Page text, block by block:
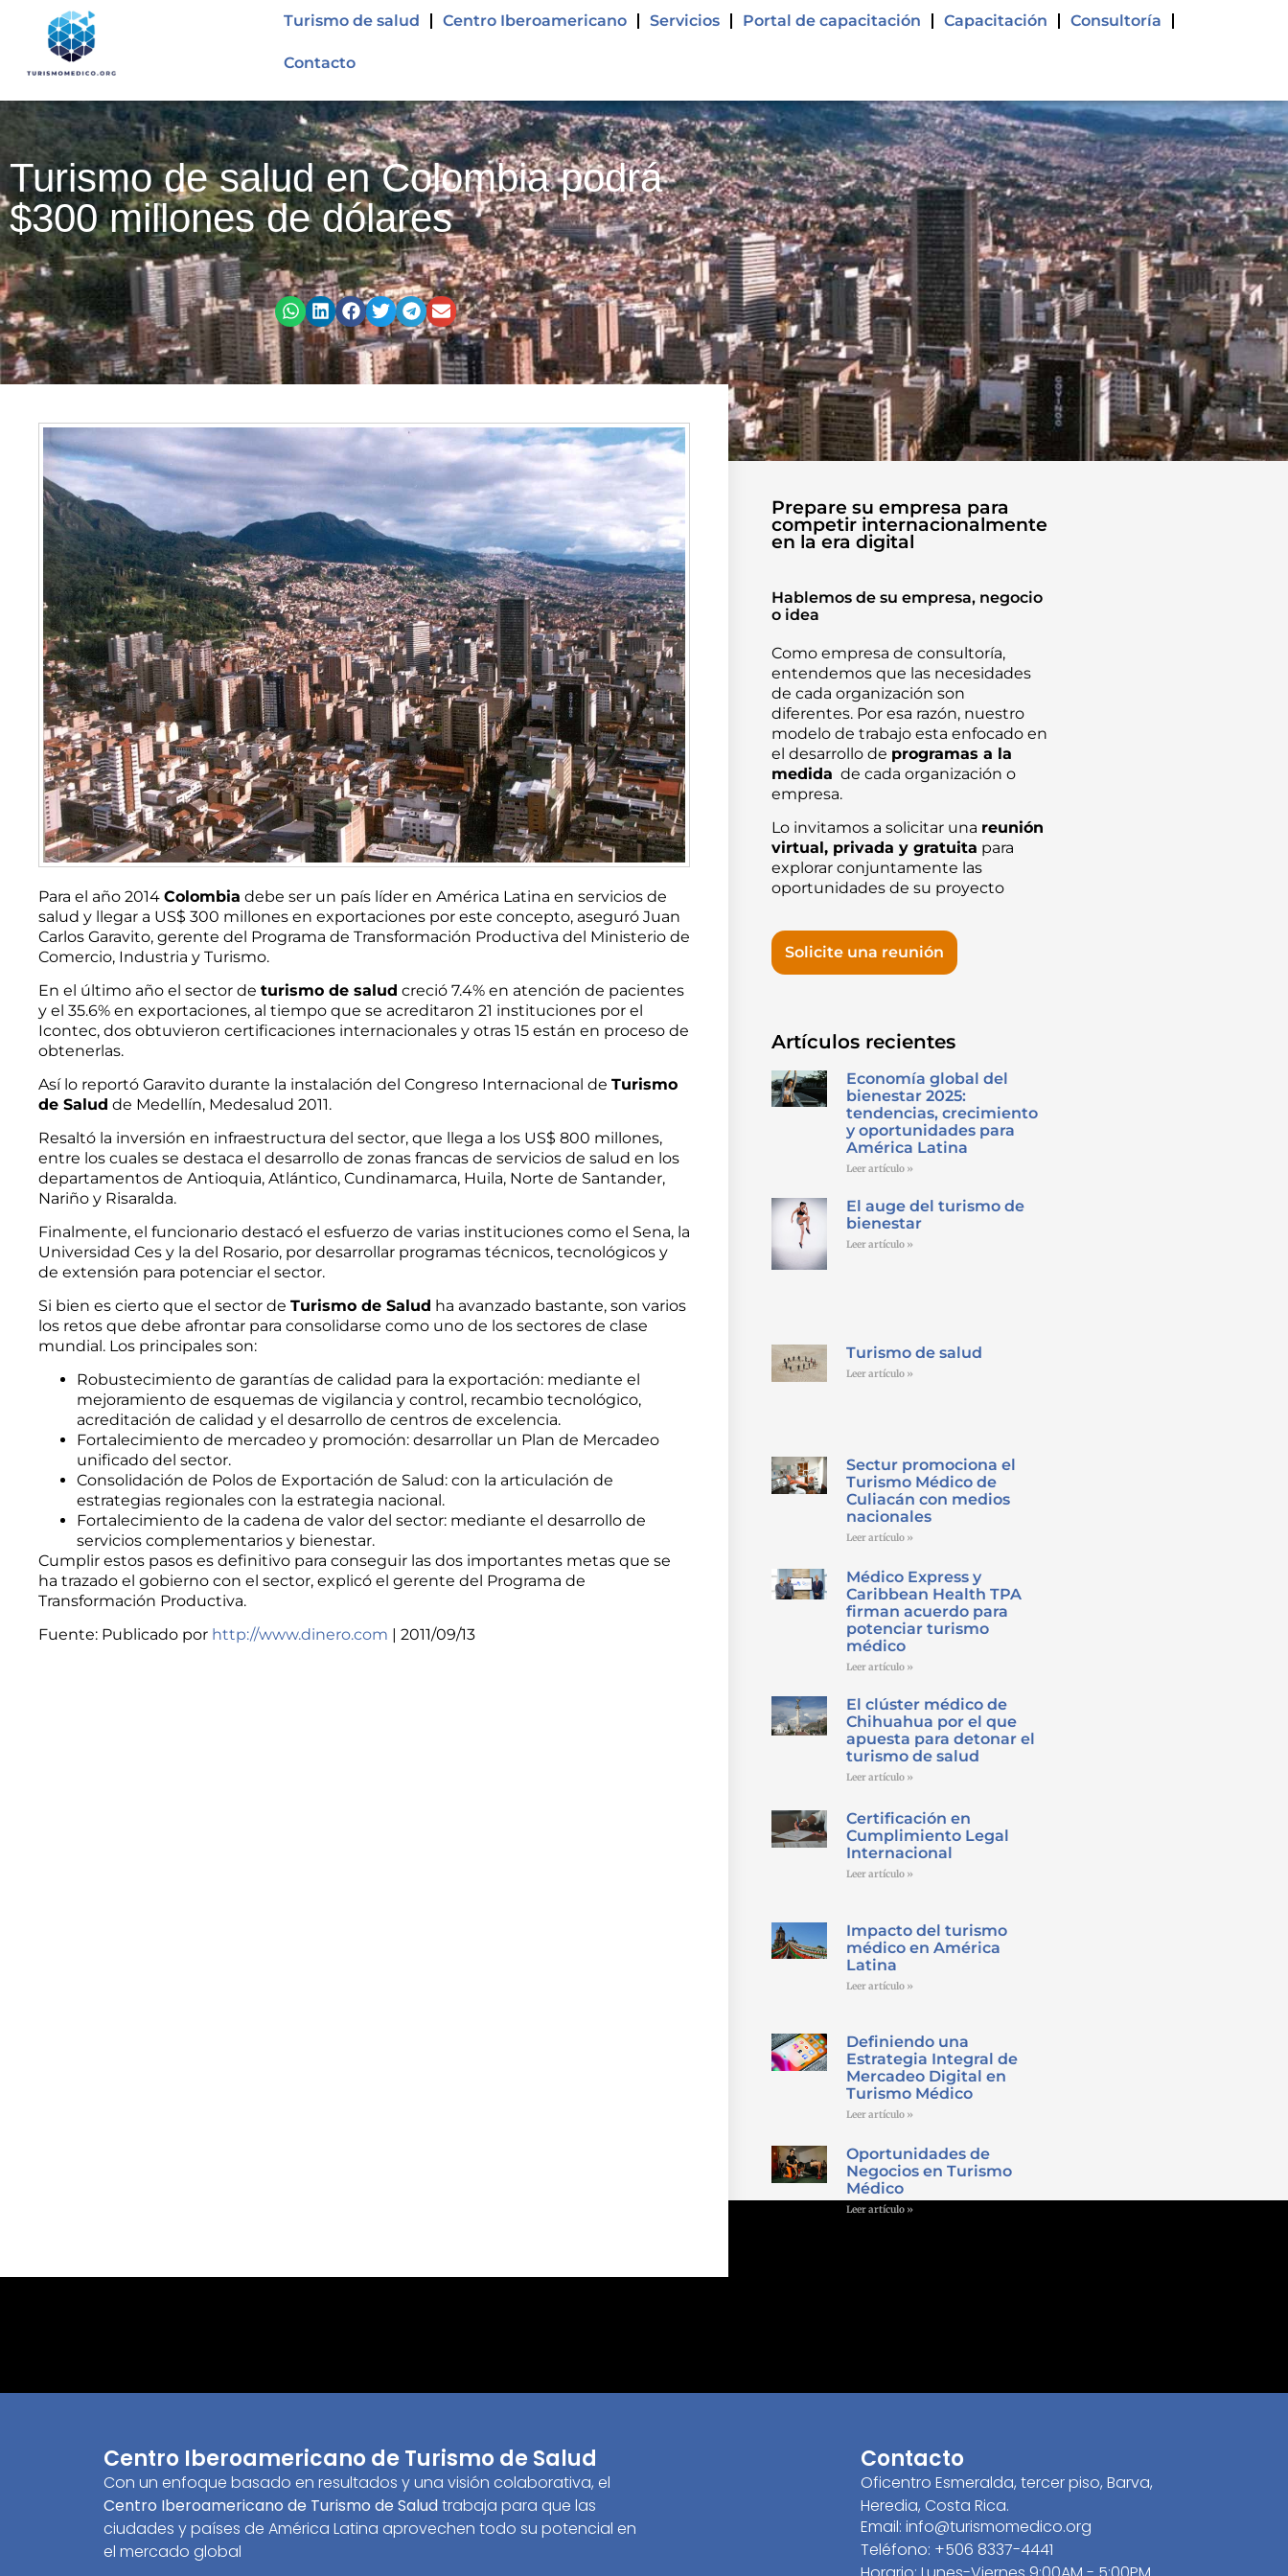
Turismo de salud Centro Iberoamericano Servicios Portal de capacitación Capacitación Consultoría
Contacto
Turismo de salud en Colombia podrá
$300 millones de dólares
Para el año 2014 Colombia debe ser un país líder en América Latina en servicios de
salud y llegar a US$ 300 millones en exportaciones por este concepto, aseguró Juan
Carlos Garavito, gerente del Programa de Transformación Productiva del Ministerio de
Comercio, Industria y Turismo.
En el último año el sector de turismo de salud creció 7.4% en atención de pacientes
y el 35.6% en exportaciones, al tiempo que se acreditaron 21 instituciones por el
Icontec, dos obtuvieron certificaciones internacionales y otras 15 están en proceso de
obtenerlas.
Así lo reportó Garavito durante la instalación del Congreso Internacional de Turismo
de Salud de Medellín, Medesalud 2011.
Resaltó la inversión en infraestructura del sector, que llega a los US$ 800 millones,
entre los cuales se destaca el desarrollo de zonas francas de servicios de salud en los
departamentos de Antioquia, Atlántico, Cundinamarca, Huila, Norte de Santander,
Nariño y Risaralda.
Finalmente, el funcionario destacó el esfuerzo de varias instituciones como el Sena, la
Universidad Ces y la del Rosario, por desarrollar programas técnicos, tecnológicos y
de extensión para potenciar el sector.
Si bien es cierto que el sector de Turismo de Salud ha avanzado bastante, son varios
los retos que debe afrontar para consolidarse como uno de los sectores de clase
mundial. Los principales son:
Robustecimiento de garantías de calidad para la exportación: mediante el
mejoramiento de esquemas de vigilancia y control, recambio tecnológico,
acreditación de calidad y el desarrollo de centros de excelencia.
Fortalecimiento de mercadeo y promoción: desarrollar un Plan de Mercadeo
unificado del sector.
Consolidación de Polos de Exportación de Salud: con la articulación de
estrategias regionales con la estrategia nacional.
Fortalecimiento de la cadena de valor del sector: mediante el desarrollo de
servicios complementarios y bienestar.
Cumplir estos pasos es definitivo para conseguir las dos importantes metas que se
ha trazado el gobierno con el sector, explicó el gerente del Programa de
Transformación Productiva.
Fuente: Publicado por http://www.dinero.com | 2011/09/13
Prepare su empresa para
competir internacionalmente
en la era digital
Hablemos de su empresa, negocio
o idea
Como empresa de consultoría,
entendemos que las necesidades
de cada organización son
diferentes. Por esa razón, nuestro
modelo de trabajo esta enfocado en
el desarrollo de programas a la
medida de cada organización o
empresa.
Lo invitamos a solicitar una reunión
virtual, privada y gratuita para
explorar conjuntamente las
oportunidades de su proyecto
Solicite una reunión
Artículos recientes
Economía global del
bienestar 2025:
tendencias, crecimiento
y oportunidades para
América Latina
Leer artículo »
El auge del turismo de
bienestar
Leer artículo »
Turismo de salud
Leer artículo »
Sectur promociona el
Turismo Médico de
Culiacán con medios
nacionales
Leer artículo »
Médico Express y
Caribbean Health TPA
firman acuerdo para
potenciar turismo
médico
Leer artículo »
El clúster médico de
Chihuahua por el que
apuesta para detonar el
turismo de salud
Leer artículo »
Certificación en
Cumplimiento Legal
Internacional
Leer artículo »
Impacto del turismo
médico en América
Latina
Leer artículo »
Definiendo una
Estrategia Integral de
Mercadeo Digital en
Turismo Médico
Leer artículo »
Oportunidades de
Negocios en Turismo
Médico
Leer artículo »
Centro Iberoamericano de Turismo de Salud
Con un enfoque basado en resultados y una visión colaborativa, el
Centro Iberoamericano de Turismo de Saludtrabaja para que las
ciudades y países de América Latina aprovechen todo su potencial en
el mercado global
Contacto
Oficentro Esmeralda, tercer piso, Barva,
Heredia, Costa Rica.
Email: info@turismomedico.org
Teléfono: +506 8337-4441